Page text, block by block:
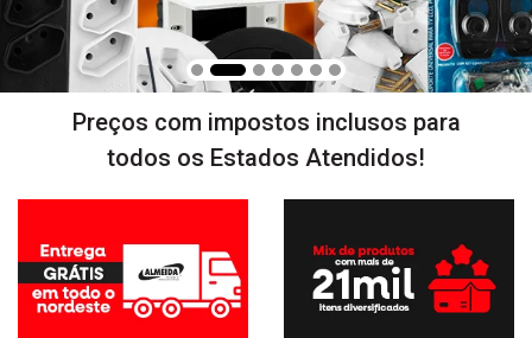
Preços com impostos inclusos para
todos os Estados Atendidos!